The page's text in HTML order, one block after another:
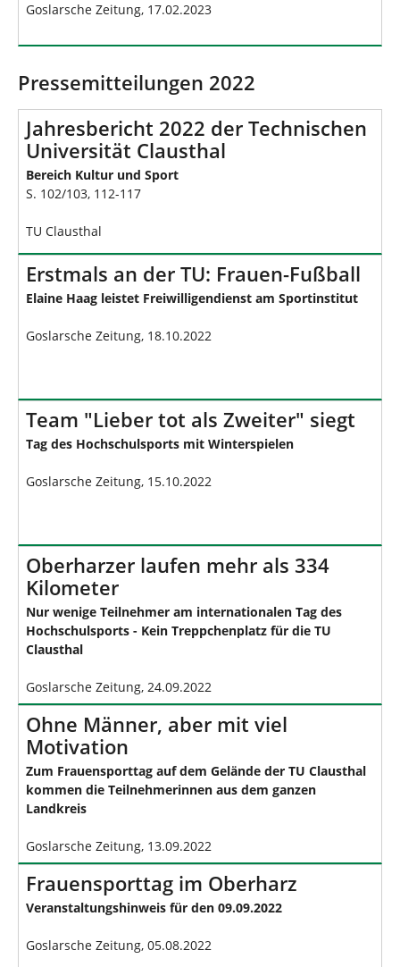
Goslarsche Zeitung, 17.02.2023
Pressemitteilungen 2022
Jahresbericht 2022 der Technischen
Universität Clausthal
Bereich Kultur und Sport
S. 102/103, 112-117
TU Clausthal
Erstmals an der TU: Frauen-Fußball
Elaine Haag leistet Freiwilligendienst am Sportinstitut
Goslarsche Zeitung, 18.10.2022
Team "Lieber tot als Zweiter" siegt
Tag des Hochschulsports mit Winterspielen
Goslarsche Zeitung, 15.10.2022
Oberharzer laufen mehr als 334
Kilometer
Nur wenige Teilnehmer am internationalen Tag des
Hochschulsports - Kein Treppchenplatz für die TU
Clausthal
Goslarsche Zeitung, 24.09.2022
Ohne Männer, aber mit viel
Motivation
Zum Frauensporttag auf dem Gelände der TU Clausthal
kommen die Teilnehmerinnen aus dem ganzen
Landkreis
Goslarsche Zeitung, 13.09.2022
Frauensporttag im Oberharz
Veranstaltungshinweis für den 09.09.2022
Goslarsche Zeitung, 05.08.2022